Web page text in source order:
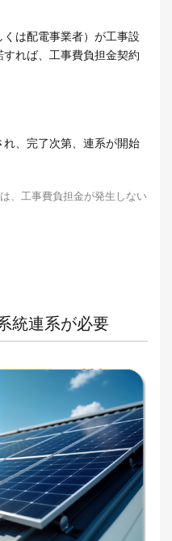
は配電事業者）が工事設
れば、工事費負担金契約
、完了次第、連系が開始
、工事費負担金が発生しない
統連系が必要